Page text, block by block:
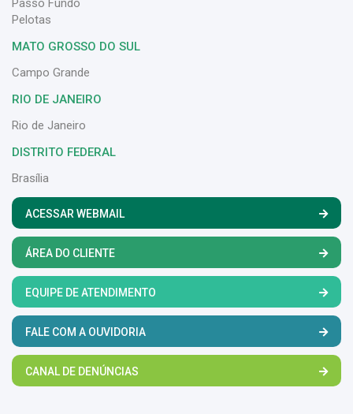
Passo Fundo
Pelotas
MATO GROSSO DO SUL
Campo Grande
RIO DE JANEIRO
Rio de Janeiro
DISTRITO FEDERAL
Brasília
ACESSAR WEBMAIL
ÁREA DO CLIENTE
EQUIPE DE ATENDIMENTO
FALE COM A OUVIDORIA
CANAL DE DENÚNCIAS